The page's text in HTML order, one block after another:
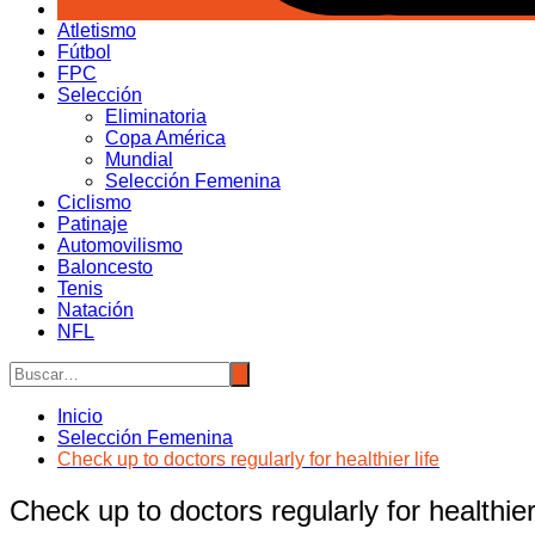
Atletismo
Fútbol
FPC
Selección
Eliminatoria
Copa América
Mundial
Selección Femenina
Ciclismo
Patinaje
Automovilismo
Baloncesto
Tenis
Natación
NFL
Inicio
Selección Femenina
Check up to doctors regularly for healthier life
Check up to doctors regularly for